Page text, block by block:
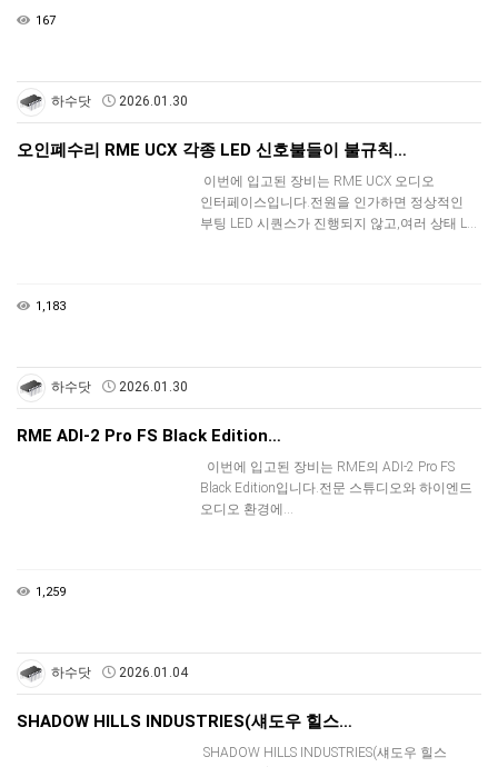
167
하수닷 2026.01.30
오인폐수리 RME UCX 각종 LED 신호불들이 불규칙…
이번에 입고된 장비는 RME UCX 오디오
인터페이스입니다.전원을 인가하면 정상적인
부팅 LED 시퀀스가 진행되지 않고,여러 상태 L…
1,183
하수닷 2026.01.30
RME ADI-2 Pro FS Black Edition…
이번에 입고된 장비는 RME의 ADI-2 Pro FS
Black Edition입니다.전문 스튜디오와 하이엔드
오디오 환경에…
1,259
하수닷 2026.01.04
SHADOW HILLS INDUSTRIES(섀도우 힐스…
SHADOW HILLS INDUSTRIES(섀도우 힐스